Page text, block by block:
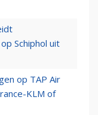
Schiphol uit
op TAP Air
KLM of